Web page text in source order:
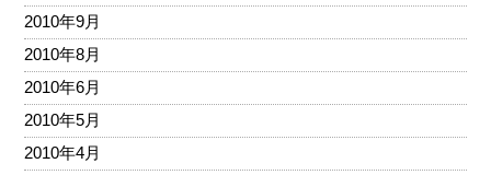
2010年9月
2010年8月
2010年6月
2010年5月
2010年4月